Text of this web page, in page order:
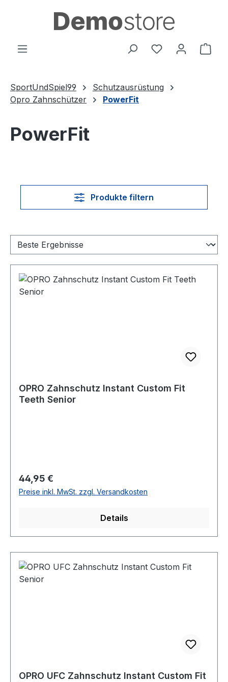
Zum Hauptinhalt springen
Du hast 0
SportUndSpiel99
Schutzausrüstung
Opro Zahnschützer
PowerFit
PowerFit
Produkte filtern
OPRO Zahnschutz Instant Custom Fit
Teeth Senior
Regulärer Preis:
44,95 €
Preise inkl. MwSt. zzgl. Versandkosten
Details
OPRO UFC Zahnschutz Instant Custom Fit